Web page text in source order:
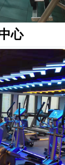
心